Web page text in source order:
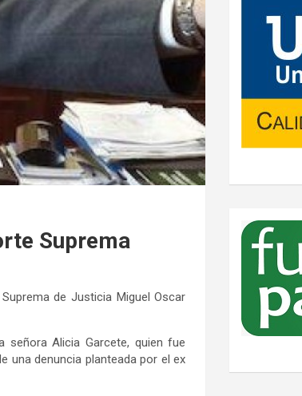
Suprema
de Justicia Miguel Oscar
señora Alicia Garcete, quien fue
una denuncia planteada por el ex